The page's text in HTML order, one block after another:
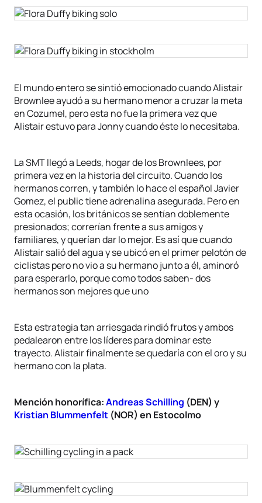
El mundo entero se sintió emocionado cuando Alistair
Brownlee ayudó a su hermano menor a cruzar la meta
en Cozumel, pero esta no fue la primera vez que
Alistair estuvo para Jonny cuando éste lo necesitaba.
La SMT llegó a Leeds, hogar de los Brownlees, por
primera vez en la historia del circuito. Cuando los
hermanos corren, y también lo hace el español Javier
Gomez, el public tiene adrenalina asegurada. Pero en
esta ocasión, los británicos se sentían doblemente
presionados; correrían frente a sus amigos y
familiares, y querían dar lo mejor. Es así que cuando
Alistair salió del agua y se ubicó en el primer pelotón de
ciclistas pero no vio a su hermano junto a él, aminoró
para esperarlo, porque como todos saben- dos
hermanos son mejores que uno
Esta estrategia tan arriesgada rindió frutos y ambos
pedalearon entre los líderes para dominar este
trayecto. Alistair finalmente se quedaría con el oro y su
hermano con la plata.
Mención honorífica:Andreas Schilling (DEN) y
Kristian Blummenfelt (NOR) en Estocolmo